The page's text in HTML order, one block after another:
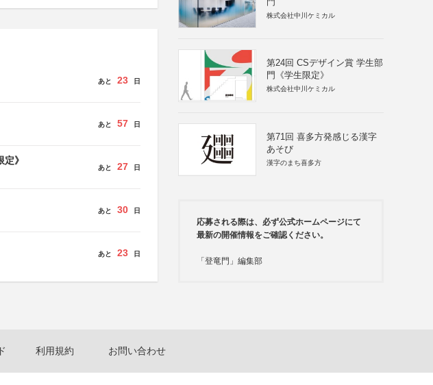
あと 23 日
あと 57 日
》
あと 27 日
あと 30 日
あと 23 日
株式会社中川ケミカル
第24回 CSデザイン賞 学生部
門《学生限定》
株式会社中川ケミカル
第71回 喜多方発感じる漢字
あそび
漢字のまち喜多方
応募される際は、必ず公式ホームページにて
最新の開催情報をご確認ください。
「登竜門」編集部
利用規約 お問い合わせ